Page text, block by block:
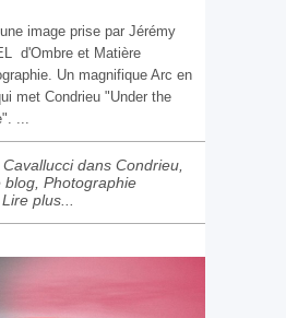
image prise par Jérémy
d'Ombre et Matière
Un magnifique Arc en
met Condrieu "Under the
...
dans Condrieu,
blog, Photographie
Lire plus...